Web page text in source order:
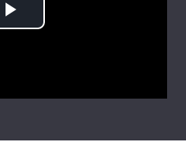
Думки
Play